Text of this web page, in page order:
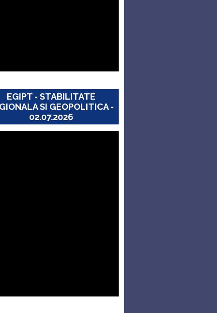
EGIPT - STABILITATE
SI GEOPOLITICA -
02.07.2026